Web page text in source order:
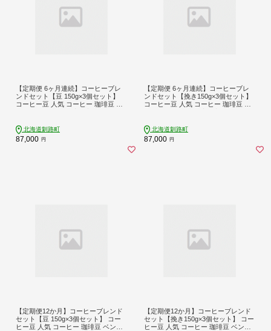
【定期便 6ヶ月連続】コーヒーブレ
ンドセット【豆 150g×3個セット】
コーヒー豆 人気 コーヒー 珈琲豆 ベ
超 特産品 br04
北海道釧路町
87,000 円
【定期便 6ヶ月連続】コーヒーブレ
ンドセット【挽き150g×3個セット】
コーヒー豆 人気 コーヒー 珈琲豆 ベ
超 特産品 br04
北海道釧路町
87,000 円
【定期便12か月】コーヒーブレンド
セット【豆 150g×3個セット】 コー
ヒー豆 人気 コーヒー 珈琲豆 ベンデ
【定期便12か月】コーヒーブレンド
セット【挽き150g×3個セット】 コー
ヒー豆 人気 コーヒー 珈琲豆 ベンデ